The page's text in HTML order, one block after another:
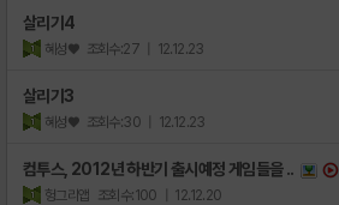
살리기4
혜성♥ 조회수:27 | 12.12.23
살리기3
혜성♥ 조회수:30 | 12.12.23
컴투스, 2012년 하반기 출시예정 게임들을 ..
헝그리앱 조회수:100 | 12.12.20